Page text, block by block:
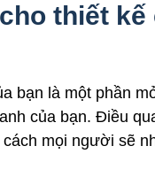
thiết
bạn là một phần
của bạn. Điều
mọi người sẽ